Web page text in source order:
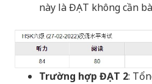
này là ĐẠT không cần
Trường hợp ĐẠT 2: